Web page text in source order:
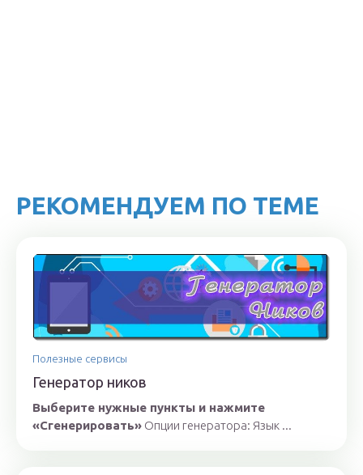
РЕКОМЕНДУЕМ ПО ТЕМЕ
Полезные сервисы
Генератор ников
Выберите нужные пункты и нажмите
«Сгенерировать» Опции генератора: Язык ...